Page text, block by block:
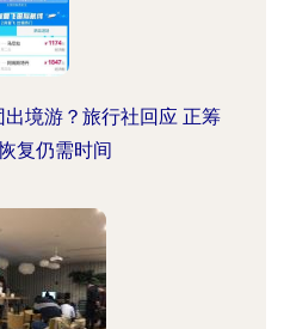
境游？旅行社回应 正筹
复仍需时间